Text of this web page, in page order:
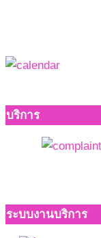
บริการ
ระบบงานบริการ